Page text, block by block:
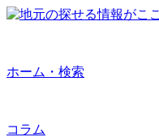
ホーム・検索
コラム